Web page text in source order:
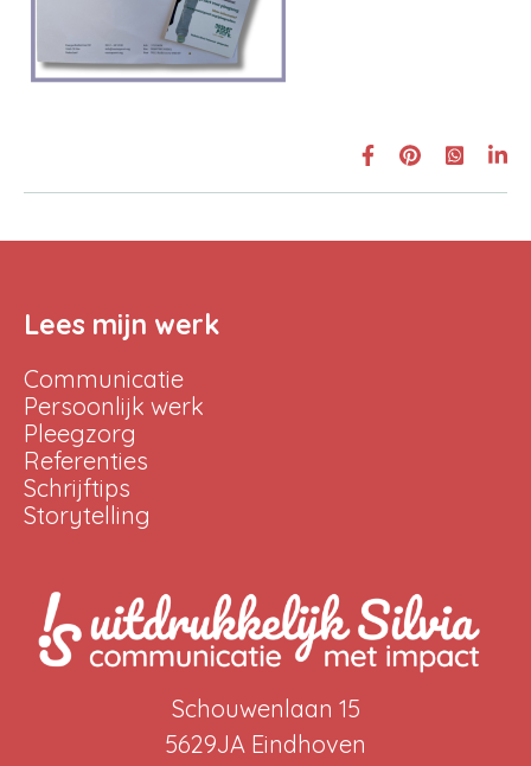
Lees mijn werk
Communicatie
Persoonlijk werk
Pleegzorg
Referenties
Schrijftips
Storytelling
Schouwenlaan 15
5629JA Eindhoven